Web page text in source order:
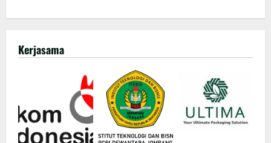
Kerjasama